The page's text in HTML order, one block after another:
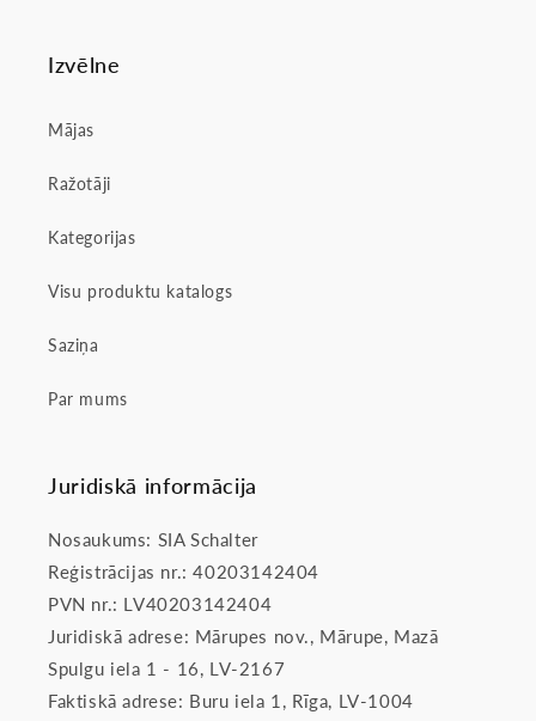
Izvēlne
Mājas
Ražotāji
Kategorijas
Visu produktu katalogs
Saziņa
Par mums
Juridiskā informācija
Nosaukums: SIA Schalter
Reģistrācijas nr.: 40203142404
PVN nr.: LV40203142404
Juridiskā adrese: Mārupes nov., Mārupe, Mazā
Spulgu iela 1 - 16, LV-2167
Faktiskā adrese: Buru iela 1, Rīga, LV-1004